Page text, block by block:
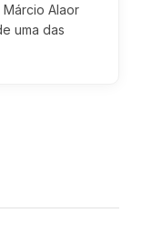
Alaor
uma das